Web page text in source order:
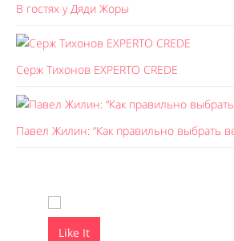
В гостях у Дяди Жоры
Серж Тихонов EXPERTO CREDE
Павел Жилин: “Как правильно выбрать
Like It